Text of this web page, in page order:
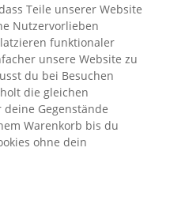
Teile unserer Website
Nutzervorlieben
funktionaler
unsere Website zu
du bei Besuchen
die gleichen
Gegenstände
Warenkorb bis du
ohne dein